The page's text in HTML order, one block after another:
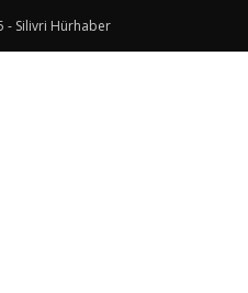
- Silivri Hürhaber